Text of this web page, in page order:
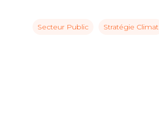
Secteur Public Stratégie Climat